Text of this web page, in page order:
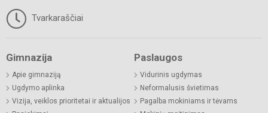
Tvarkaraščiai
Gimnazija
Apie gimnaziją
Ugdymo aplinka
Vizija, veiklos prioritetai ir aktualijos
Paslaugos
Vidurinis ugdymas
Neformalusis švietimas
Pagalba mokiniams ir tėvams